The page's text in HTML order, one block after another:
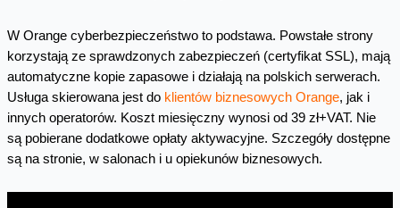
W Orange cyberbezpieczeństwo to podstawa. Powstałe strony
korzystają ze sprawdzonych zabezpieczeń (certyfikat SSL), mają
automatyczne kopie zapasowe i działają na polskich serwerach.
Usługa skierowana jest do klientów biznesowych Orange, jak i
innych operatorów. Koszt miesięczny wynosi od 39 zł+VAT. Nie
są pobierane dodatkowe opłaty aktywacyjne. Szczegóły dostępne
są na stronie, w salonach i u opiekunów biznesowych.